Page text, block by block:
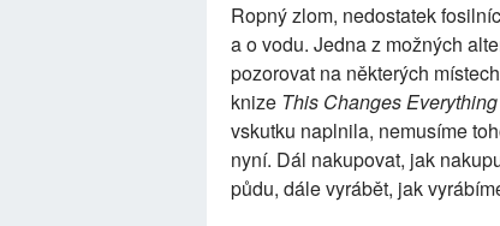
Ropný zlom, nedostatek
a o vodu. Jedna z možných
pozorovat na některých
knize This Changes
vskutku naplnila, nemusíme
nyní. Dál nakupovat, jak
půdu, dále vyrábět, jak